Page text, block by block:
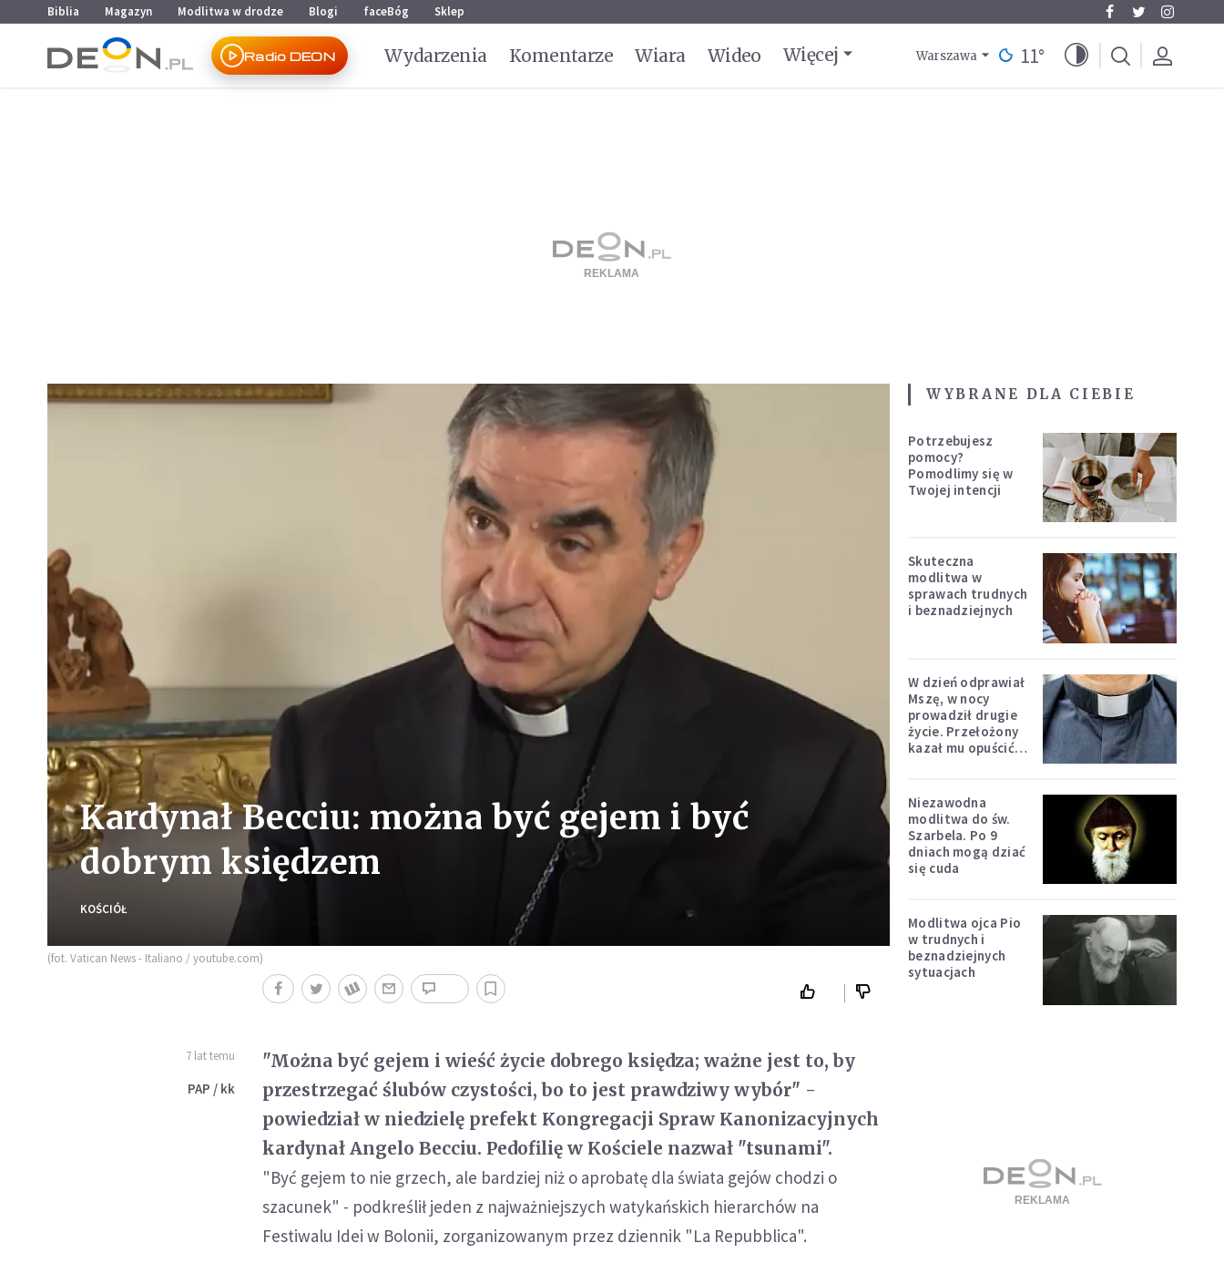
Przejdź do menu głównego
Przejdź do treści
Biblia Magazyn Modlitwa w drodze Blogi faceBóg Sklep
Radio DEON Wydarzenia Komentarze Wiara Wideo Więcej Warszawa 11°
Kardynał Becciu: można być gejem i być
dobrym księdzem
KOŚCIÓŁ
(fot. Vatican News - Italiano / youtube.com)
7 lat temu
PAP / kk
"Można być gejem i wieść życie dobrego księdza; ważne jest to, by
przestrzegać ślubów czystości, bo to jest prawdziwy wybór" -
powiedział w niedzielę prefekt Kongregacji Spraw Kanonizacyjnych
kardynał Angelo Becciu. Pedofilię w Kościele nazwał "tsunami".
"Być gejem to nie grzech, ale bardziej niż o aprobatę dla świata gejów chodzi o
szacunek" - podkreślił jeden z najważniejszych watykańskich hierarchów na
Festiwalu Idei w Bolonii, zorganizowanym przez dziennik "La Repubblica".
WYBRANE DLA CIEBIE
Potrzebujesz
pomocy?
Pomodlimy się w
Twojej intencji
Skuteczna
modlitwa w
sprawach trudnych
i beznadziejnych
W dzień odprawiał
Mszę, w nocy
prowadził drugie
życie. Przełożony
kazał mu opuścić
Niezawodna
modlitwa do św.
Szarbela. Po 9
dniach mogą dziać
się cuda
Modlitwa ojca Pio
w trudnych i
beznadziejnych
sytuacjach